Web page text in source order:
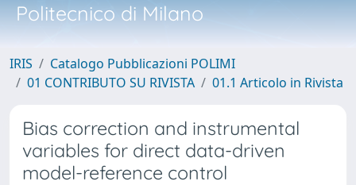
Politecnico di Milano
IRIS
Catalogo Pubblicazioni POLIMI
01 CONTRIBUTO SU RIVISTA
01.1 Articolo in Rivista
Bias correction and instrumental
variables for direct data-driven
model-reference control